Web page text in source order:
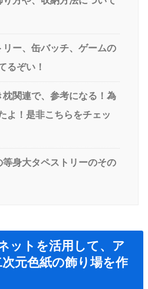
ー、缶バッチ、ゲームの
るぞい！
関連で、参考になる！為
よ！是非こちらをチェッ
身大タペストリーのその
ットを活用して、ア
元色紙の飾り場を作